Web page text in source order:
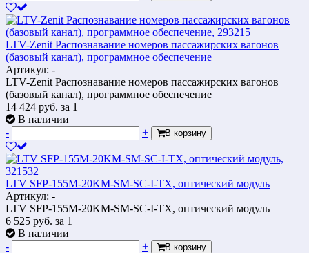
LTV-Zenit Распознавание номеров пассажирских вагонов
(базовый канал), программное обеспечение
Артикул: -
LTV-Zenit Распознавание номеров пассажирских вагонов
(базовый канал), программное обеспечение
14 424 руб. за 1
В наличии
-
+ В корзину
LTV SFP-155M-20KM-SM-SC-I-TX, оптический модуль
Артикул: -
LTV SFP-155M-20KM-SM-SC-I-TX, оптический модуль
6 525 руб. за 1
В наличии
-
+ В корзину